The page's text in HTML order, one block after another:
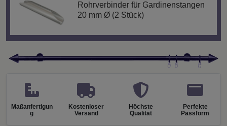
Rohrverbinder für Gardinenstangen
20 mm Ø (2 Stück)
Maßanfertigun
g
Kostenloser
Versand
Höchste
Qualität
Perfekte
Passform